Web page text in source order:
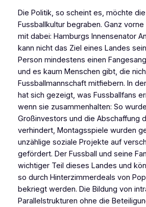
Die Politik, so scheint es, möchte
Fussballkultur begraben. Ganz
mit dabei: Hamburgs Innensenator
kann nicht das Ziel eines Landes
Person mindestens einen
und es kaum Menschen gibt, die
Fussballmannschaft mitfiebern. In
hat sich gezeigt, was Fussballfans
wenn sie zusammenhalten: So
Großinvestors und die Abschaffung
verhindert, Montagsspiele wurden
unzählige soziale Projekte auf
gefördert. Der Fussball und seine
wichtiger Teil dieses Landes und
so durch Hinterzimmerdeals von
bekriegt werden. Die Bildung von
Parallelstrukturen ohne die